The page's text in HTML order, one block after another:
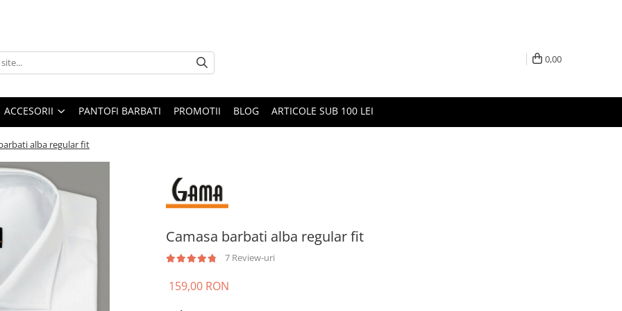
0,00
ACCESORII PANTOFI BARBATI PROMOTII BLOG ARTICOLE SUB 100 LEI
alba regular fit
Camasa barbati alba regular fit
7 Review-uri
159,00 RON